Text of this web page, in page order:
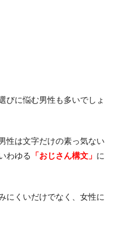
びに悩む男性も多いでしょ
性は文字だけの素っ気ない
わゆる
「おじさん構文」 に
にくいだけでなく、女性に